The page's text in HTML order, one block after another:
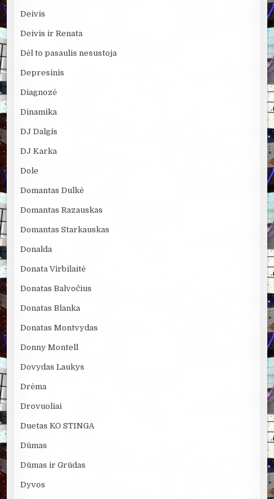
Deivis
Deivis ir Renata
Dėl to pasaulis nesustoja
Depresinis
Diagnozė
Dinamika
DJ Dalgis
DJ Karka
Dole
Domantas Dulkė
Domantas Razauskas
Domantas Starkauskas
Donalda
Donata Virbilaitė
Donatas Balvočius
Donatas Blanka
Donatas Montvydas
Donny Montell
Dovydas Laukys
Drėma
Drovuoliai
Duetas KO STINGA
Dūmas
Dūmas ir Grūdas
Dyvos